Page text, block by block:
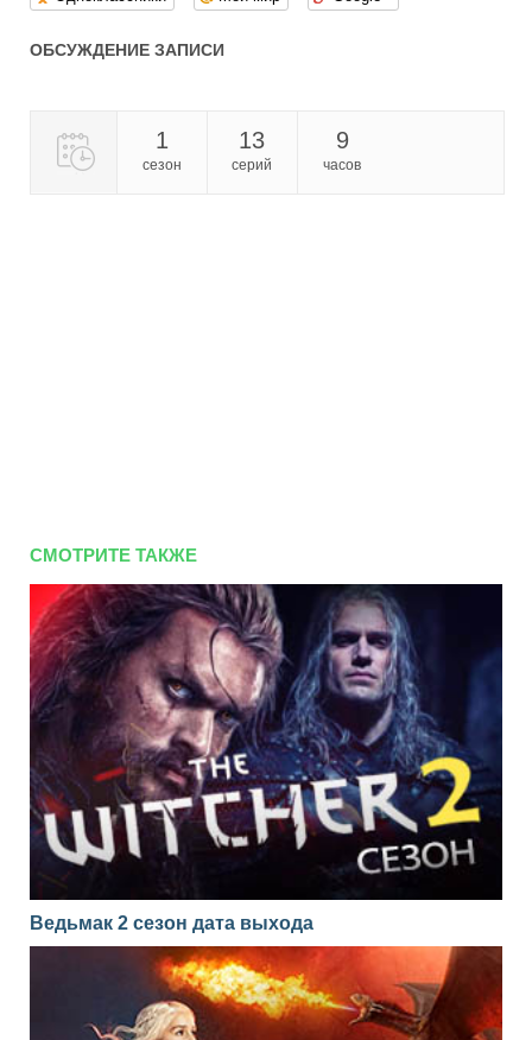
ОБСУЖДЕНИЕ ЗАПИСИ
1
сезон
13
серий
9
часов
СМОТРИТЕ ТАКЖЕ
Ведьмак 2 сезон дата выхода